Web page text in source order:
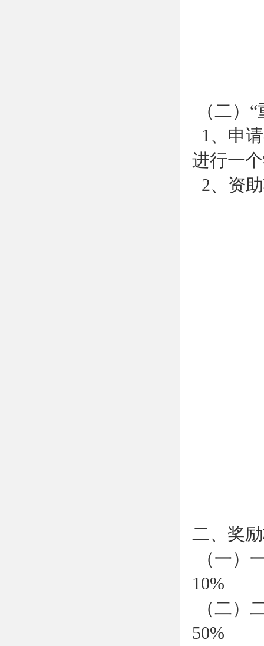
（二）
1、申
进行一
2、资
二、奖
（一）
10%
（二）
50%